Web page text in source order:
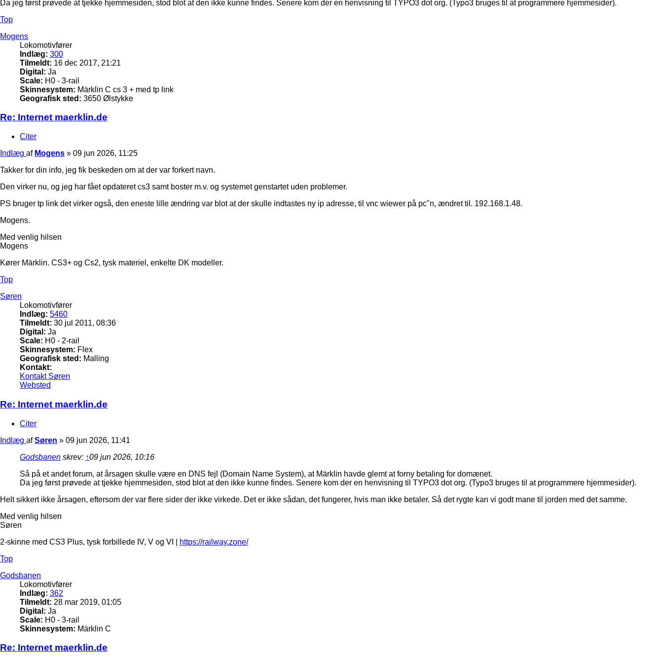
Da jeg først prøvede at tjekke hjemmesiden, stod blot at den ikke kunne findes. Senere kom der en henvisning til TYPO3 dot org. (Typo3 bruges til at programmere hjemmesider).
Top
Mogens
Lokomotivfører
Indlæg: 300
Tilmeldt: 16 dec 2017, 21:21
Digital: Ja
Scale: H0 - 3-rail
Skinnesystem: Märklin C cs 3 + med tp link
Geografisk sted: 3650 Ølstykke
Re: Internet maerklin.de
Citer
Indlæg af Mogens » 09 jun 2026, 11:25
Takker for din info, jeg fik beskeden om at der var forkert navn.
Den virker nu, og jeg har fået opdateret cs3 samt boster m.v. og systemet genstartet uden problemer.
PS bruger tp link det virker også, den eneste lille ændring var blot at der skulle indtastes ny ip adresse, til vnc wiewer på pc"n, ændret til. 192.168.1.48.
Mogens.
Med venlig hilsen
Mogens
Kører Märklin. CS3+ og Cs2, tysk materiel, enkelte DK modeller.
Top
Søren
Lokomotivfører
Indlæg: 5460
Tilmeldt: 30 jul 2011, 08:36
Digital: Ja
Scale: H0 - 2-rail
Skinnesystem: Flex
Geografisk sted: Malling
Kontakt:
Kontakt Søren
Websted
Re: Internet maerklin.de
Citer
Indlæg afSøren » 09 jun 2026, 11:41
Godsbanen skrev: ↑09 jun 2026, 10:16
Så på et andet forum, at årsagen skulle være en DNS fejl (Domain Name System), at Märklin havde glemt at forny betaling for domænet.
Da jeg først prøvede at tjekke hjemmesiden, stod blot at den ikke kunne findes. Senere kom der en henvisning til TYPO3 dot org. (Typo3 bruges til at programmere hjemmesider).
Helt sikkert ikke årsagen, eftersom der var flere sider der ikke virkede. Det er ikke sådan, det fungerer, hvis man ikke betaler. Så det rygte kan vi godt mane til jorden med det samme.
Med venlig hilsen
Søren
2-skinne med CS3 Plus, tysk forbillede IV, V og VI |
https://railway.zone/
Top
Godsbanen
Lokomotivfører
Indlæg: 362
Tilmeldt: 28 mar 2019, 01:05
Digital: Ja
Scale: H0 - 3-rail
Skinnesystem: Märklin C
Re: Internet maerklin.de